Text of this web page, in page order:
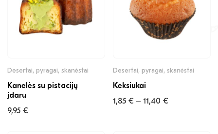
Desertai, pyragai, skanėstai
Kanelės su pistacijų
įdaru
9,95 €
Desertai, pyragai, skanėstai
Keksiukai
1,85 € – 11,40 €